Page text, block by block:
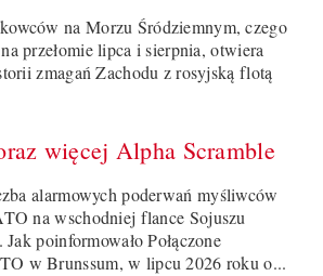
na Morzu Śródziemnym, czego
przełomie lipca i sierpnia, otwiera
zmagań Zachodu z rosyjską flotą
więcej Alpha Scramble
alarmowych poderwań myśliwców
na wschodniej flance Sojuszu
poinformowało Połączone
w Brunssum, w lipcu 2026 roku o...